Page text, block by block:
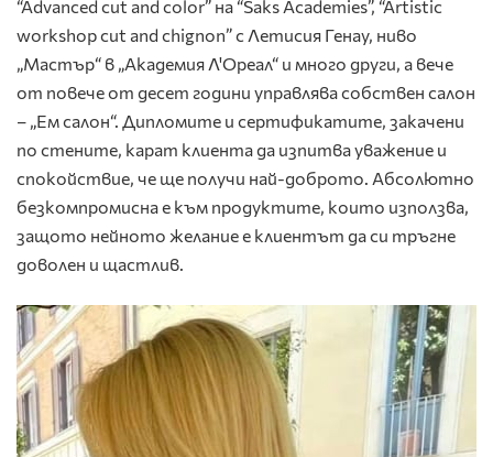
“Advanced cut and color” на “Saks Academies”, “Artistic
workshop cut and chignon” с Летисия Генау, ниво
„Мастър“ в „Академия Л'Ореал“ и много други, а вече
от повече от десет години управлява собствен салон
– „Ем салон“. Дипломите и сертификатите, закачени
по стените, карат клиента да изпитва уважение и
спокойствие, че ще получи най-доброто. Абсолютно
безкомпромисна е към продуктите, които използва,
защото нейното желание е клиентът да си тръгне
доволен и щастлив.